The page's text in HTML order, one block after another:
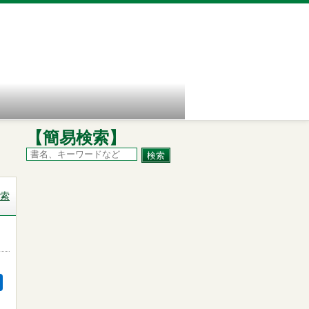
【簡易検索】